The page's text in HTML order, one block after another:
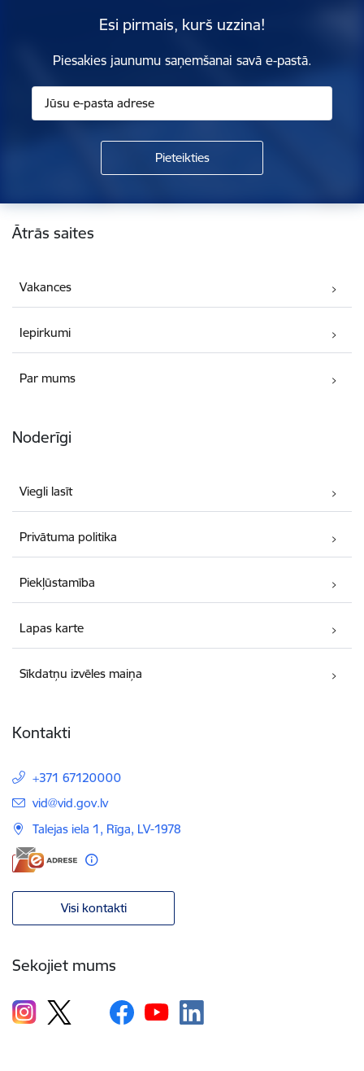
Esi pirmais, kurš uzzina!
Piesakies jaunumu saņemšanai savā e-pastā.
Kājene
Ātrās saites
Vakances
Iepirkumi
Par mums
Noderīgi
Viegli lasīt
Privātuma politika
Piekļūstamība
Lapas karte
Sīkdatņu izvēles maiņa
Kontakti
+371 67120000
E-pasts:
vid@vid.gov.lv
Talejas iela 1, Rīga, LV-1978
Visi kontakti
Sekojiet mums